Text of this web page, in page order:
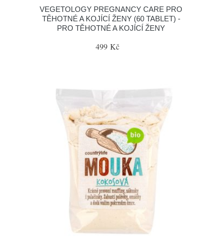
VEGETOLOGY PREGNANCY CARE PRO
TĚHOTNÉ A KOJÍCÍ ŽENY (60 TABLET) -
PRO TĚHOTNÉ A KOJÍCÍ ŽENY
499 Kč